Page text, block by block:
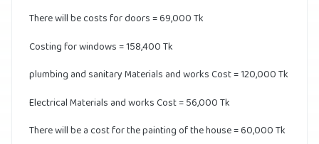
There will be costs for doors = 69,000 Tk
Costing for windows = 158,400 Tk
plumbing and sanitary Materials and works Cost = 120,000 Tk
Electrical Materials and works Cost = 56,000 Tk
There will be a cost for the painting of the house = 60,000 Tk